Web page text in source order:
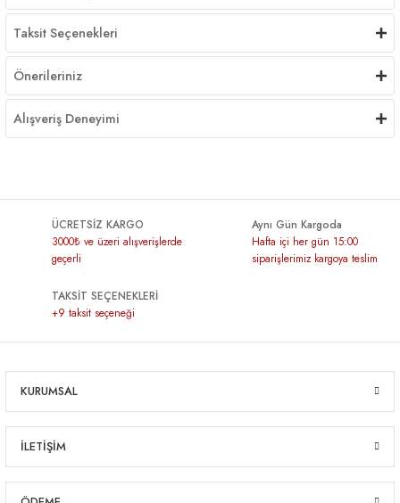
Taksit Seçenekleri
Önerileriniz
Alışveriş Deneyimi
ÜCRETSİZ KARGO
3000₺ ve üzeri alışverişlerde
geçerli
Aynı Gün Kargoda
Hafta içi her gün 15:00
siparişlerimiz kargoya teslim
TAKSİT SEÇENEKLERİ
+9 taksit seçeneği
KURUMSAL
İLETİŞİM